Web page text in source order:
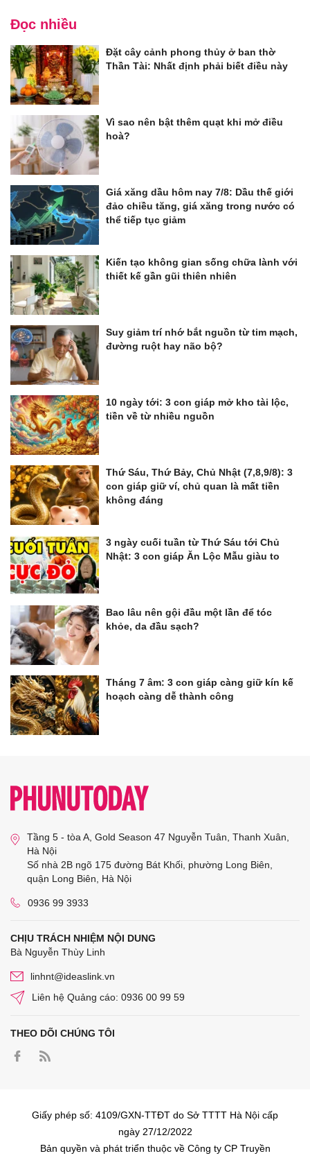
Đọc nhiều
Đặt cây cảnh phong thủy ở ban thờ
Thần Tài: Nhất định phải biết điều này
Vì sao nên bật thêm quạt khi mở điều
hoà?
Giá xăng dầu hôm nay 7/8: Dầu thế giới
đảo chiều tăng, giá xăng trong nước có
thể tiếp tục giảm
Kiến tạo không gian sống chữa lành với
thiết kế gần gũi thiên nhiên
Suy giảm trí nhớ bắt nguồn từ tim mạch,
đường ruột hay não bộ?
10 ngày tới: 3 con giáp mở kho tài lộc,
tiền về từ nhiều nguồn
Thứ Sáu, Thứ Bảy, Chủ Nhật (7,8,9/8): 3
con giáp giữ ví, chủ quan là mất tiền
không đáng
3 ngày cuối tuần từ Thứ Sáu tới Chủ
Nhật: 3 con giáp Ăn Lộc Mẫu giàu to
Bao lâu nên gội đầu một lần để tóc
khỏe, da đầu sạch?
Tháng 7 âm: 3 con giáp càng giữ kín kế
hoạch càng dễ thành công
Tầng 5 - tòa A, Gold Season 47 Nguyễn Tuân, Thanh Xuân,
Hà Nội
Số nhà 2B ngõ 175 đường Bát Khối, phường Long Biên,
quận Long Biên, Hà Nội
0936 99 3933
CHỊU TRÁCH NHIỆM NỘI DUNG
Bà Nguyễn Thùy Linh
linhnt@ideaslink.vn
Liên hệ Quảng cáo: 0936 00 99 59
THEO DÕI CHÚNG TÔI
Giấy phép số: 4109/GXN-TTĐT do Sở TTTT Hà Nội cấp
ngày 27/12/2022
Bản quyền và phát triển thuộc về Công ty CP Truyền